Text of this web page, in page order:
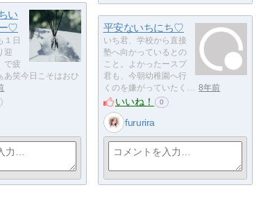
い
♡
１日
迎
で疲
あ笑今日こそはおひ
平安ないちにち♡
いち君、学校から直接
塾へ向かっているとの
こと。よかったースプ
君も、今朝幼稚園へ行
くのを嫌がっていたく…
8年前
いいね！ 0
fururira